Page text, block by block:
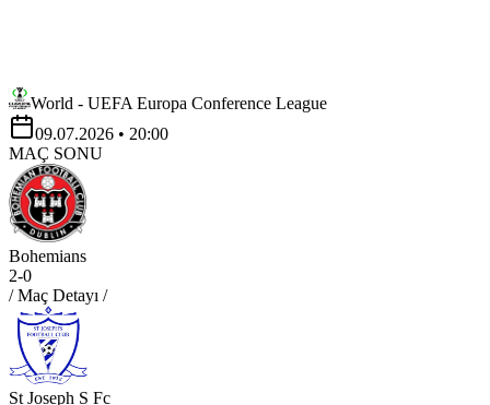
World - UEFA Europa Conference League
09.07.2026 • 20:00
MAÇ SONU
Bohemians
2-0
/ Maç Detayı /
St Joseph S Fc